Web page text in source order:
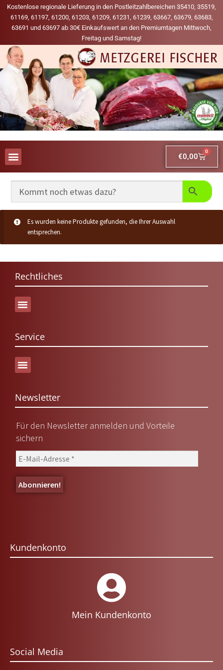
Kostenlose regionale Lieferung in den Postleitzahlbereichen 35410, 35519,
61169, 61197, 61200, 61203, 61209, 61231, 61239, 63667, 63679, 63683,
63691 und 63697 ab 30€ Einkaufswert an den Premiumtagen Mittwoch,
Freitag und Samstag!
€0,00
0
Es wurden keine Produkte gefunden, die Ihrer Auswahl
entsprechen.
Rechtliches
Service
Newsletter
Für den Newsletter anmelden und Vorteile
sichern
Kundenkonto
Mein Kundenkonto
Social Media